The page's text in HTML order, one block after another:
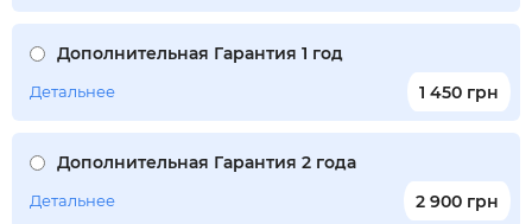
Дополнительная Гарантия 1 год
1 450 грн
Детальнее
Дополнительная Гарантия 2 года
2 900 грн
Детальнее